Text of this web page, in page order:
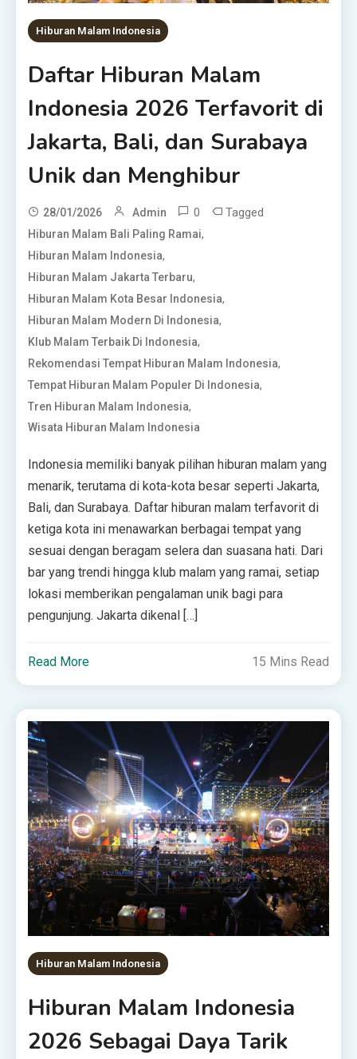
Hiburan Malam Indonesia
Daftar Hiburan Malam
Indonesia 2026 Terfavorit di
Jakarta, Bali, dan Surabaya
Unik dan Menghibur
28/01/2026 Admin 0 Tagged
Hiburan Malam Bali Paling Ramai,
Hiburan Malam Indonesia,
Hiburan Malam Jakarta Terbaru,
Hiburan Malam Kota Besar Indonesia,
Hiburan Malam Modern Di Indonesia,
Klub Malam Terbaik Di Indonesia,
Rekomendasi Tempat Hiburan Malam Indonesia,
Tempat Hiburan Malam Populer Di Indonesia,
Tren Hiburan Malam Indonesia,
Wisata Hiburan Malam Indonesia
Indonesia memiliki banyak pilihan hiburan malam yang
menarik, terutama di kota-kota besar seperti Jakarta,
Bali, dan Surabaya. Daftar hiburan malam terfavorit di
ketiga kota ini menawarkan berbagai tempat yang
sesuai dengan beragam selera dan suasana hati. Dari
bar yang trendi hingga klub malam yang ramai, setiap
lokasi memberikan pengalaman unik bagi para
pengunjung. Jakarta dikenal […]
Read More 15 Mins Read
Hiburan Malam Indonesia
Hiburan Malam Indonesia
2026 Sebagai Daya Tarik